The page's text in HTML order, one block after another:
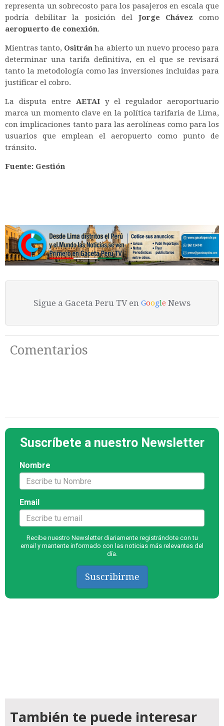
representa un sobrecosto para los pasajeros en escala que
podría debilitar la posición del Jorge Chávez como
aeropuerto de conexión.
Mientras tanto, Ositrán ha abierto un nuevo proceso para
determinar una tarifa definitiva, en el que se revisará
tanto la metodología como las inversiones incluidas para
justificar el cobro.
La disputa entre AETAI y el regulador aeroportuario
marca un momento clave en la política tarifaria de Lima,
con implicaciones tanto para las aerolíneas como para los
usuarios que emplean el aeropuerto como punto de
tránsito.
Fuente: Gestión
Sigue a Gaceta Peru TV en Google News
Comentarios
Suscríbete a nuestro Newsletter
Nombre
Email
Recibe nuestro Newsletter diariamente registrándote con tu
email y mantente informado con las noticias más relevantes del
día.
Suscribirme
También te puede interesar